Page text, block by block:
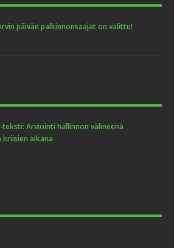
päivän palkinnonsaajat on valittu!
teksti: Arviointi hallinnon välineenä
aikana